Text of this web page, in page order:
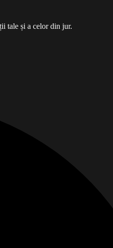
tale și a celor din jur.